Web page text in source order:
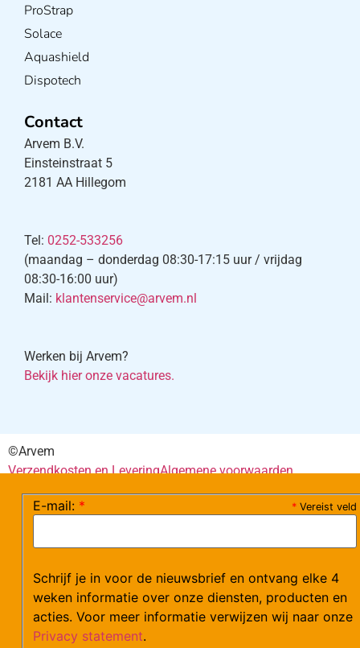
ProStrap
Solace
Aquashield
Dispotech
Contact
Arvem B.V.
Einsteinstraat 5
2181 AA Hillegom
Tel: 0252-533256
(maandag – donderdag 08:30-17:15 uur / vrijdag
08:30-16:00 uur)
Mail: klantenservice@arvem.nl
Werken bij Arvem?
Bekijk hier onze vacatures.
©Arvem
Verzendkosten en LeveringAlgemene voorwaarden
* Vereist veld
E-mail: *
Schrijf je in voor de nieuwsbrief en ontvang elke 4
weken informatie over onze diensten, producten en
acties. Voor meer informatie verwijzen wij naar onze
Privacy statement.